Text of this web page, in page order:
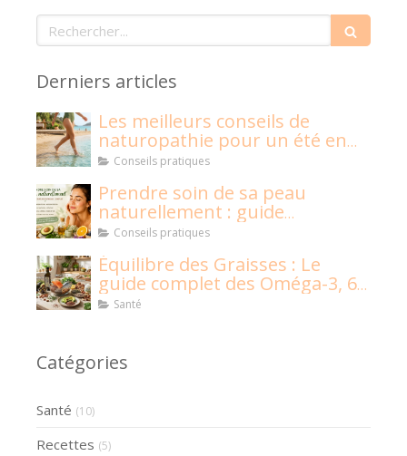
Rechercher
Derniers articles
Les meilleurs conseils de
naturopathie pour un été en
pleine santé !
Conseils pratiques
Prendre soin de sa peau
naturellement : guide
naturopathique
Conseils pratiques
Équilibre des Graisses : Le
guide complet des Oméga-3, 6,
9 et graisses saturées
Santé
Catégories
Santé (10)
Recettes (5)